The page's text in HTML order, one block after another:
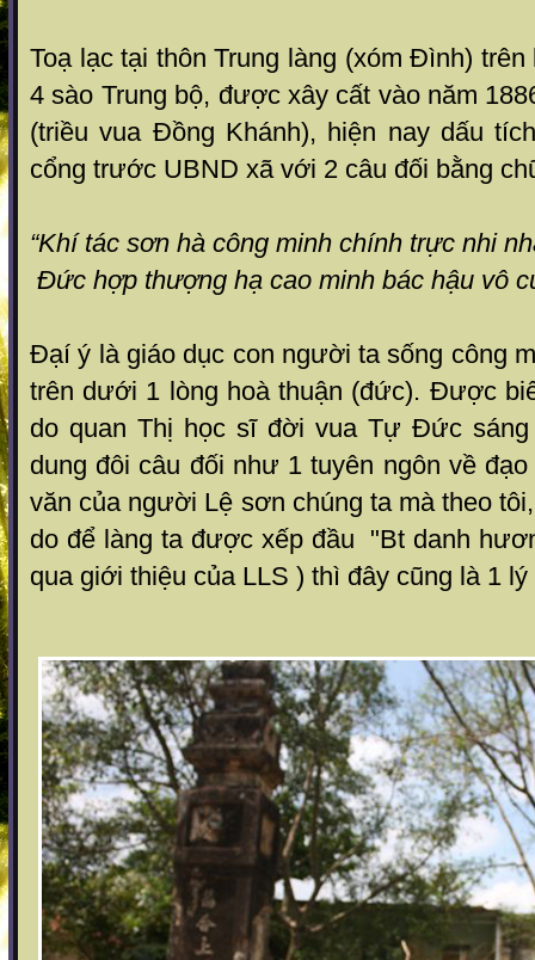
Toạ lạc tại thôn Trung làng (xóm Đình)
4 sào Trung bộ, được xây cất vào năm
(triều vua Đồng Khánh), hiện nay dấu
cổng trước UBND xã với 2 câu đối bằng
“Khí tác sơn hà công minh chính trực nhi
Đức hợp thượng hạ cao minh bác hậu vô
Đạí ý là giáo dục con người ta sống công
trên dưới 1 lòng hoà thuận (đức). Được
do quan Thị học sĩ đời vua Tự Đức
dung đôi câu đối như 1 tuyên ngôn về
văn của người Lệ sơn chúng ta mà theo
do để làng ta được xếp đầu "Bt danh
qua giới thiệu của LLS ) thì đây cũng là 1